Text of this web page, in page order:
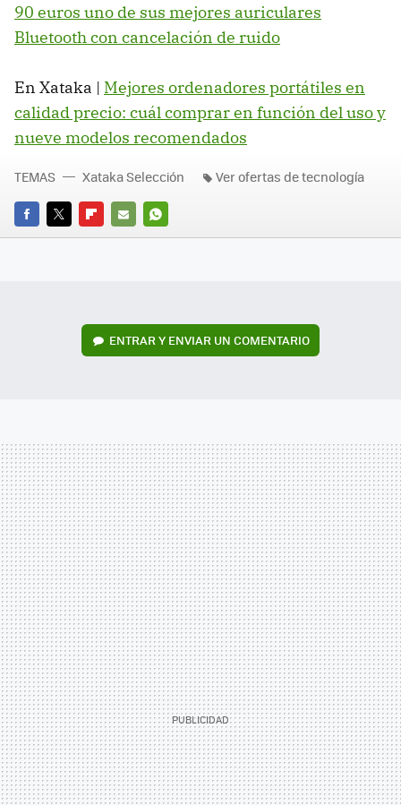
90 euros uno de sus mejores auriculares
Bluetooth con cancelación de ruido
En Xataka | Mejores ordenadores portátiles en
calidad precio: cuál comprar en función del uso y
nueve modelos recomendados
FACEBOOK
TWITTERFLIPBOARD
E-
WHATSAPP
TEMAS Xataka Selección Ver ofertas de tecnología
ENTRAR Y ENVIAR UN COMENTARIO